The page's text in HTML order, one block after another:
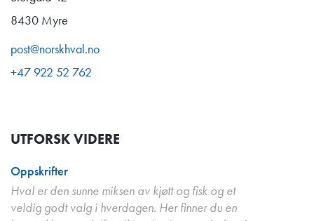
8430 Myre
post@norskhval.no
+47 922 52 762
UTFORSK VIDERE
Oppskrifter
Hval er den sunne miksen av kjøtt og fisk og et
veldig godt valg i hverdagen. Her finner du en